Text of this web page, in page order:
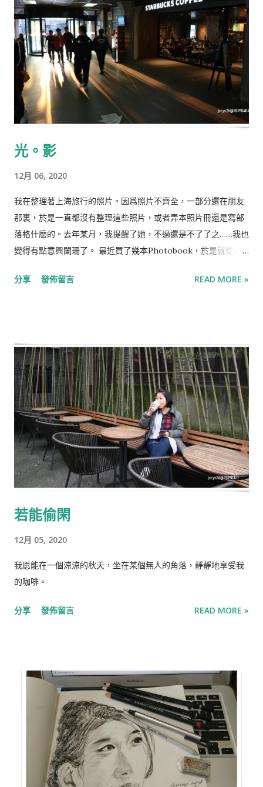
片，看了一點片尾。覺得很納悶，這麼優美的曲子，這麼奇特的
名字，竟然和戰爭有關。:P 話說回來，這房間從儲存室，抽出小
空間變成我的工作的地方，然後再整理出一個地方給我可以不用
移動電腦來寫手帳或畫畫。現在，可以把電子琴放進來，覺得好
有成就感啊！不過，這麼一來，原本有了空間的儲存室，瞬間又
變回了儲存室的樣子了。
光。影
12月 06, 2020
我在整理著上海旅行的照片。因爲照片不齊全，一部分還在朋友
那裏，於是一直都沒有整理這些照片，或者弄本照片冊還是寫部
落格什麽的。去年某月，我提醒了她，不過還是不了了之……我也
變得有點意興闌珊了。 最近買了幾本Photobook，於是就從自
實當時和友人同行的時間也挺少的。大部分時間是自己一個人
行，我想起這奇怪格局的建築。 話説回來，這張照片也沒怎麽突
出1933老場坊的奇特，只不過，我還真的喜歡這張光和影打造出
來的感覺。^^
分享 發佈留言 READ MORE »
若能偷閑
12月 05, 2020
我愿能在一個涼涼的秋天，坐在某個無人的角落，靜靜地享受我
的咖啡。
分享 發佈留言 READ MORE »